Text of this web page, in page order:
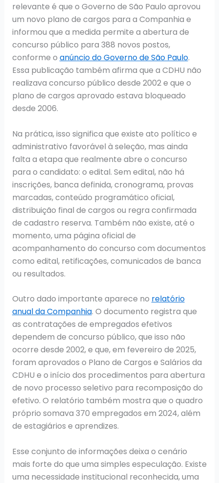
relevante é que o Governo de São Paulo aprovou
um novo plano de cargos para a Companhia e
informou que a medida permite a abertura de
concurso público para 388 novos postos,
conforme o anúncio do Governo de São Paulo.
Essa publicação também afirma que a CDHU não
realizava concurso público desde 2002 e que o
plano de cargos aprovado estava bloqueado
desde 2006.
Na prática, isso significa que existe ato político e
administrativo favorável à seleção, mas ainda
falta a etapa que realmente abre o concurso
para o candidato: o edital. Sem edital, não há
inscrições, banca definida, cronograma, provas
marcadas, conteúdo programático oficial,
distribuição final de cargos ou regra confirmada
de cadastro reserva. Também não existe, até o
momento, uma página oficial de
acompanhamento do concurso com documentos
como edital, retificações, comunicados de banca
ou resultados.
Outro dado importante aparece no relatório
anual da Companhia. O documento registra que
as contratações de empregados efetivos
dependem de concurso público, que isso não
ocorre desde 2002, e que, em fevereiro de 2025,
foram aprovados o Plano de Cargos e Salários da
CDHU e o início dos procedimentos para abertura
de novo processo seletivo para recomposição do
efetivo. O relatório também mostra que o quadro
próprio somava 370 empregados em 2024, além
de estagiários e aprendizes.
Esse conjunto de informações deixa o cenário
mais forte do que uma simples especulação. Existe
uma necessidade institucional reconhecida, uma